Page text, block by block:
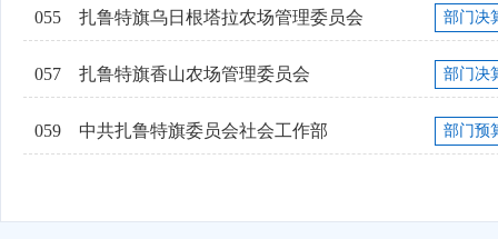
055 扎鲁特旗乌日根塔拉农场管理委员会 部门决
057 扎鲁特旗香山农场管理委员会 部门决
059 中共扎鲁特旗委员会社会工作部 部门预